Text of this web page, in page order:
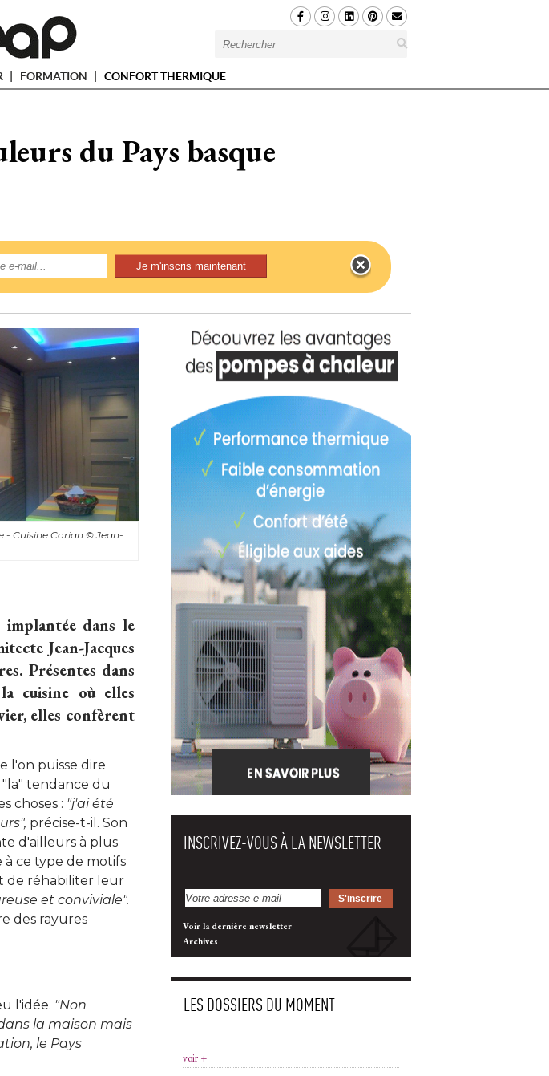
FORMATION CONFORT THERMIQUE
du Pays basque
- Cuisine Corian © Jean-
dans le
Jean-Jacques
Présentes dans
cuisine où elles
elles confèrent
l'on puisse dire
tendance du
choses : "j'ai été
précise-t-il. Son
d'ailleurs à plus
ce type de motifs
de réhabiliter leur
et conviviale".
des rayures
l'idée. "Non
la maison mais
le Pays
INSCRIVEZ-VOUS À LA NEWSLETTER
Voir la dernière newsletter
Archives
LES DOSSIERS DU MOMENT
voir +